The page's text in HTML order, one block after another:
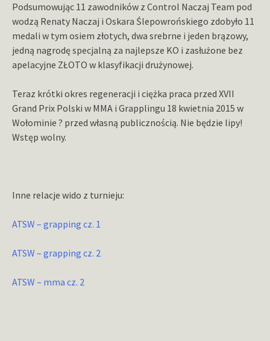
Podsumowując 11 zawodników z Control Naczaj Team pod
wodzą Renaty Naczaj i Oskara Ślepowrońskiego zdobyło 11
medali w tym osiem złotych, dwa srebrne i jeden brązowy,
jedną nagrodę specjalną za najlepsze KO i zasłużone bez
apelacyjne ZŁOTO w klasyfikacji drużynowej.
Teraz krótki okres regeneracji i ciężka praca przed XVII
Grand Prix Polski w MMA i Grapplingu 18 kwietnia 2015 w
Wołominie ? przed własną publicznością. Nie będzie lipy!
Wstęp wolny.
Inne relacje wido z turnieju:
ATSW – grapping cz. 1
ATSW – grapping cz. 2
ATSW – mma cz. 2